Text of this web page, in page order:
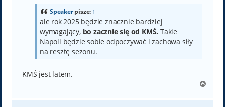
Speakerpisze: ↑
ale rok 2025 będzie znacznie bardziej
wymagający, bo zacznie się od KMŚ. Takie
Napoli będzie sobie odpoczywać i zachowa siły
na resztę sezonu.
KMŚ jest latem.
g